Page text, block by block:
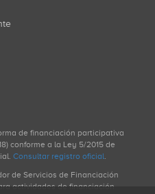
de financiación participativa
conforme a la Ley 5/2015 de
Consultar registro oficial.
de Servicios de Financiación
actividades de financiación